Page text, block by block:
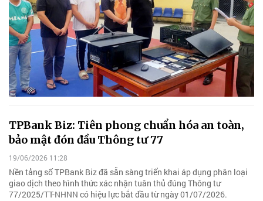
TPBank Biz: Tiên phong chuẩn hóa an toàn,
bảo mật đón đầu Thông tư 77
19/06/2026 11:28
Nền tảng số TPBank Biz đã sẵn sàng triển khai áp dụng phân loại
giao dịch theo hình thức xác nhận tuân thủ đúng Thông tư
77/2025/TT-NHNN có hiệu lực bắt đầu từ ngày 01/07/2026.